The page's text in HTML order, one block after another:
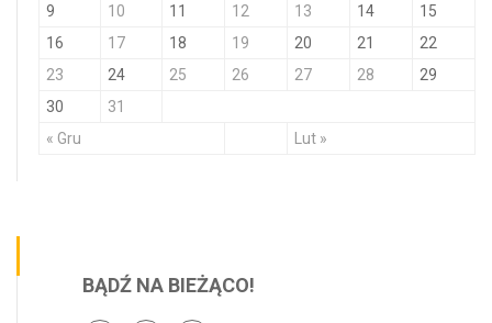
« Gru Lut »
9
10 11 12 13 14
15
16
17 18 19 20 21
22
23
24 25 26 27 28
29
30
31
BĄDŹ NA BIEŻĄCO!